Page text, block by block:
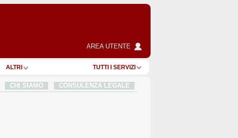
AREA UTENTE
ALTRI TUTTI I SERVIZI
CHI SIAMO CONSULENZA LEGALE